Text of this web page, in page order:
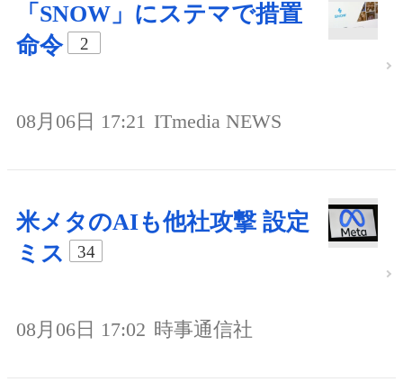
「SNOW」にステマで措置
命令
2
08月06日 17:21 ITmedia NEWS
米メタのAIも他社攻撃 設定
ミス
34
08月06日 17:02 時事通信社